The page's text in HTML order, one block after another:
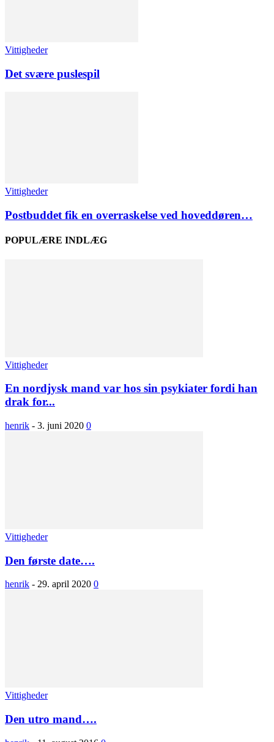
Vittigheder
Det svære puslespil
Vittigheder
Postbuddet fik en overraskelse ved hoveddøren…
POPULÆRE INDLÆG
Vittigheder
En nordjysk mand var hos sin psykiater fordi han
drak for...
henrik - 3. juni 2020 0
Vittigheder
Den første date….
henrik - 29. april 2020 0
Vittigheder
Den utro mand….